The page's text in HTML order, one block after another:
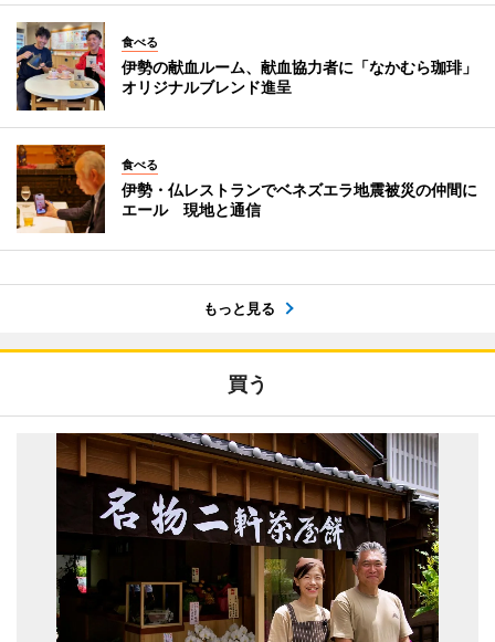
食べる
伊勢の献血ルーム、献血協力者に「なかむら珈琲」
オリジナルブレンド進呈
食べる
伊勢・仏レストランでベネズエラ地震被災の仲間に
エール 現地と通信
もっと見る
買う